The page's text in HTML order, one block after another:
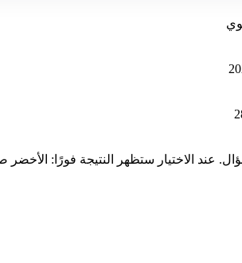
عند الاختيار ستظهر النتيجة فورًا: